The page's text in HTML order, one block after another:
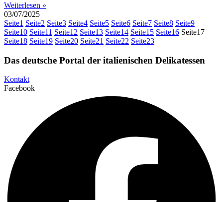
Weiterlesen »
03/07/2025
Seite1 Seite2 Seite3 Seite4 Seite5 Seite6 Seite7 Seite8 Seite9
Seite10 Seite11 Seite12 Seite13 Seite14 Seite15 Seite16 Seite17
Seite18 Seite19 Seite20 Seite21 Seite22 Seite23
Das deutsche Portal der italienischen Delikatessen
Kontakt
Facebook